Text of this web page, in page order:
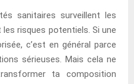
sanitaires surveillent les
risques potentiels. Si une
c’est en général parce
sérieuses. Mais cela ne
ta composition